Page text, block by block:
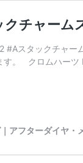
チャーム
#Aスタックチャー
す。 クロムハー
アフターダイヤ